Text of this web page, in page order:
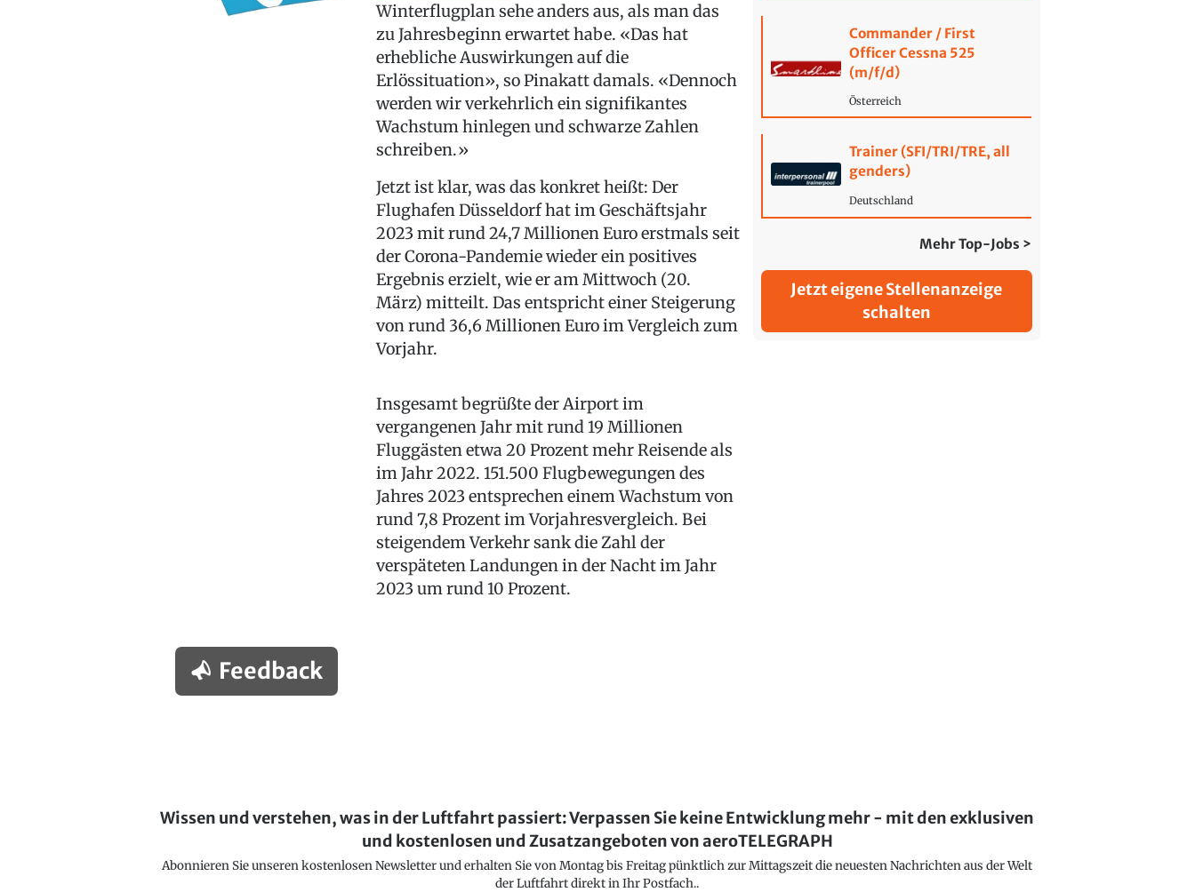
Winterflugplan sehe anders aus, als man das
zu Jahresbeginn erwartet habe. «Das hat
erhebliche Auswirkungen auf die
Erlössituation», so Pinakatt damals. «Dennoch
werden wir verkehrlich ein signifikantes
Wachstum hinlegen und schwarze Zahlen
schreiben.»
Jetzt ist klar, was das konkret heißt: Der
Flughafen Düsseldorf hat im Geschäftsjahr
2023 mit rund 24,7 Millionen Euro erstmals seit
der Corona-Pandemie wieder ein positives
Ergebnis erzielt, wie er am Mittwoch (20.
März) mitteilt. Das entspricht einer Steigerung
von rund 36,6 Millionen Euro im Vergleich zum
Vorjahr.
Insgesamt begrüßte der Airport im
vergangenen Jahr mit rund 19 Millionen
Fluggästen etwa 20 Prozent mehr Reisende als
im Jahr 2022. 151.500 Flugbewegungen des
Jahres 2023 entsprechen einem Wachstum von
rund 7,8 Prozent im Vorjahresvergleich. Bei
steigendem Verkehr sank die Zahl der
verspäteten Landungen in der Nacht im Jahr
2023 um rund 10 Prozent.
Feedback
Commander / First
Officer Cessna 525
(m/f/d)
Österreich
Trainer (SFI/TRI/TRE, all
genders)
Deutschland
Mehr Top-Jobs >
Jetzt eigene Stellenanzeige
schalten
Wissen und verstehen, was in der Luftfahrt passiert: Verpassen Sie keine Entwicklung mehr - mit den exklusiven
und kostenlosen und Zusatzangeboten von aeroTELEGRAPH
Abonnieren Sie unseren kostenlosen Newsletter und erhalten Sie von Montag bis Freitag pünktlich zur Mittagszeit die neuesten Nachrichten aus der Welt
der Luftfahrt direkt in Ihr Postfach..